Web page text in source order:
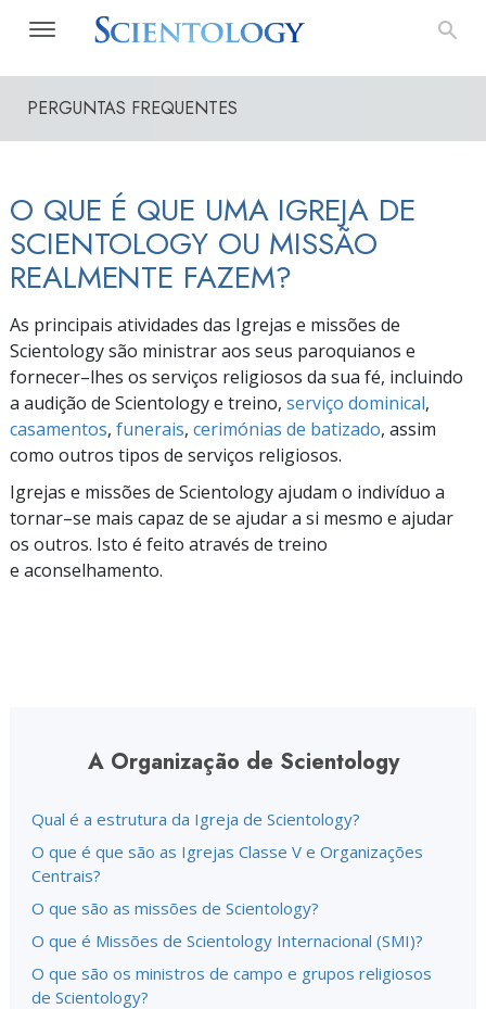
PERGUNTAS FREQUENTES
O QUE É QUE UMA IGREJA DE
SCIENTOLOGY OU MISSÃO
REALMENTE FAZEM?
As principais atividades das Igrejas e missões de
Scientology são ministrar aos seus paroquianos e
fornecer–lhes os serviços religiosos da sua fé, incluindo
a audição de Scientology e treino, serviço dominical,
casamentos, funerais, cerimónias de batizado, assim
como outros tipos de serviços religiosos.
Igrejas e missões de Scientology ajudam o indivíduo a
tornar–se mais capaz de se ajudar a si mesmo e ajudar
os outros. Isto é feito através de treino
e aconselhamento.
A Organização de Scientology
Qual é a estrutura da Igreja de Scientology?
O que é que são as Igrejas Classe V e Organizações
Centrais?
O que são as missões de Scientology?
O que é Missões de Scientology Internacional (SMI)?
O que são os ministros de campo e grupos religiosos
de Scientology?